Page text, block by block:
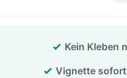
Kein Kleben
Vignette